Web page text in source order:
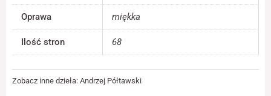
Oprawa miękka
Ilość stron 68
Zobacz inne dzieła: Andrzej Półtawski
najlepiej podczas
twojego przejścia